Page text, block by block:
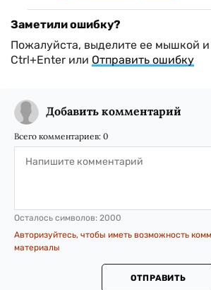
Заметили ошибку?
Пожалуйста, выделите ее мышкой
Ctrl+Enter или Отправить ошибку
Добавить комментарий
Всего комментариев: 0
Осталось символов: 2000
Авторизуйтесь, чтобы иметь возможность
материалы
ОТПРАВИТЬ